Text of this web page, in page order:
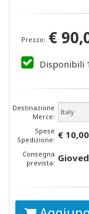
Prezzo: €
Disponibili 1
Destinazione
Merce:
Spese
Spedizione: € 10,00
Consegna
prevista: